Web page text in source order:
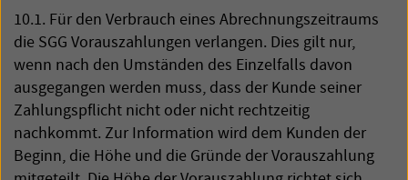
10.1. Für den Verbrauch eines Abrechnungszeitraums
die SGG Vorauszahlungen verlangen. Dies gilt nur,
wenn nach den Umständen des Einzelfalls davon
ausgegangen werden muss, dass der Kunde seiner
Zahlungspflicht nicht oder nicht rechtzeitig
nachkommt. Zur Information wird dem Kunden der
Beginn, die Höhe und die Gründe der Vorauszahlung